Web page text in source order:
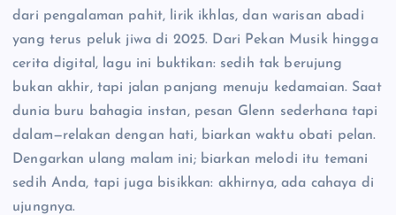
dari pengalaman pahit, lirik ikhlas, dan warisan abadi
yang terus peluk jiwa di 2025. Dari Pekan Musik hingga
cerita digital, lagu ini buktikan: sedih tak berujung
bukan akhir, tapi jalan panjang menuju kedamaian. Saat
dunia buru bahagia instan, pesan Glenn sederhana tapi
dalam—relakan dengan hati, biarkan waktu obati pelan.
Dengarkan ulang malam ini; biarkan melodi itu temani
sedih Anda, tapi juga bisikkan: akhirnya, ada cahaya di
ujungnya.